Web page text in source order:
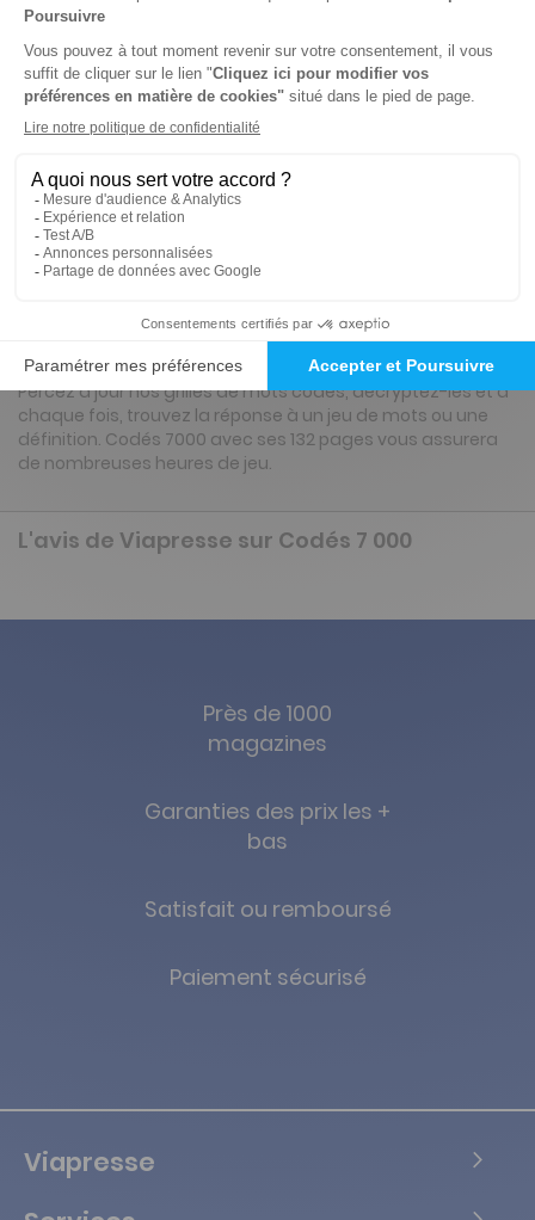
-24%
Abonnement 1 an
6 n° • Papier
27€20
Tarif France métropolitaine
Renouvellement à date d’anniversaire
Présentation du magazine Codés 7 000
Percez à jour nos grilles de mots codés, décryptez-les et à
chaque fois, trouvez la réponse à un jeu de mots ou une
définition. Codés 7000 avec ses 132 pages vous assurera
de nombreuses heures de jeu.
L'avis de Viapresse sur Codés 7 000
Près de 1000
magazines
Garanties des prix les +
bas
Satisfait ou remboursé
Paiement sécurisé
Viapresse